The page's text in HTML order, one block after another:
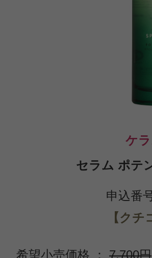
ケ
セラム ポテ
申込番
【クチ
希望小売価格 ： 7,700円